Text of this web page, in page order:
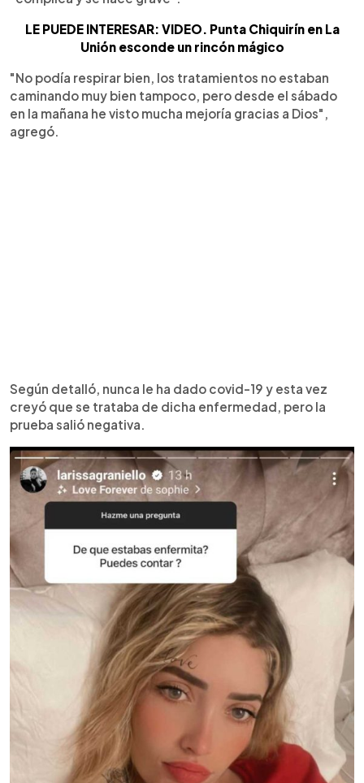
LE PUEDE INTERESAR: VIDEO. Punta Chiquirín en La
Unión esconde un rincón mágico
"No podía respirar bien, los tratamientos no estaban
caminando muy bien tampoco, pero desde el sábado
en la mañana he visto mucha mejoría gracias a Dios",
agregó.
Según detalló, nunca le ha dado covid-19 y esta vez
creyó que se trataba de dicha enfermedad, pero la
prueba salió negativa.